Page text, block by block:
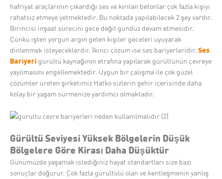
hafriyat araçlarının çıkardığı ses ve kırılan betonlar çok fazla kişiyi
rahatsız etmeye yetmektedir. Bu noktada yapılabilecek 2 şey vardır.
Birincisi inşaat sürecini gece değil gündüz devam etmesidir.
Çünkü işten yorgun argın gelen kişiler geceleri uyuyarak
dinlenmek isteyeceklerdir. İkinci çözüm ise ses bariyerleridir. Ses
Bariyeri gürültü kaynağının etrafına yapılarak gürültünün çevreye
yayılmasını engellemektedir. Uygun bir çalışma ile çok güzel
çözümler üreten şirketimiz Hatko sizlerin şehir içerisinde daha
kolay bir yaşam sürmenize yardımcı olmaktadır.
Gürültü Seviyesi Yüksek Bölgelerin Düşük
Bölgelere Göre Kirası Daha Düşüktür
Günümüzde yaşamak istediğiniz hayat standartları size bazı
sonuçlar doğurur. Çok fazla gürültülü olan ve kentleşmenin yanlış